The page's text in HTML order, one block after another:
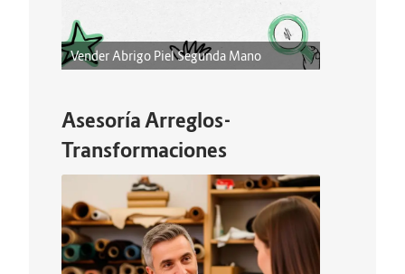
Vender Abrigo Piel Segunda Mano
Asesoría Arreglos-
Transformaciones